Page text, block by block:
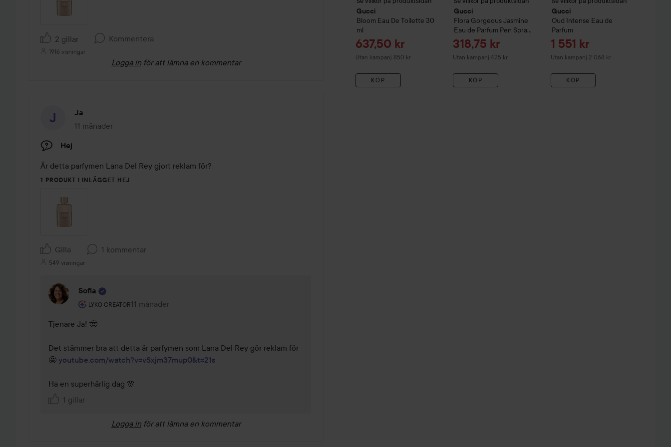
2 gillar Kommentera
1916 visningar
Logga in för att lämna en kommentar
Ja
11 månader
Inlägget skapades 11 månader
Hej
Är detta parfymen Lana Del Rey gjort reklam för?
1 PRODUKT I INLÄGGET HEJ
Gilla 1 kommentar
549 visningar
Sofia
LYKO CREATOR
Användarens roll: Lyko Creator.
11 månader
Kommentaren lades 11 månader
Tjenare Ja! 🤠
Det stämmer bra att detta är parfymen som Lana Del Rey gör reklam för
🤩 youtube.com/watch?v=vSxjm37mup0&t=21s
Ha en superhärlig dag 🌸
1 gillar
Logga in för att lämna en kommentar
Gucci
Bloom Eau De Toilette 30
ml
Reapris
637,50 kr
Utan kampanj 850 kr
KÖP
Gucci
Flora Gorgeous Jasmine
Eau de Parfum Pen Spray
10 ml
Reapris
318,75 kr
Utan kampanj 425 kr
KÖP
Gucci
Oud Intense Eau de
Parfum
Reapris
1 551 kr
Utan kampanj 2 068 kr
KÖP